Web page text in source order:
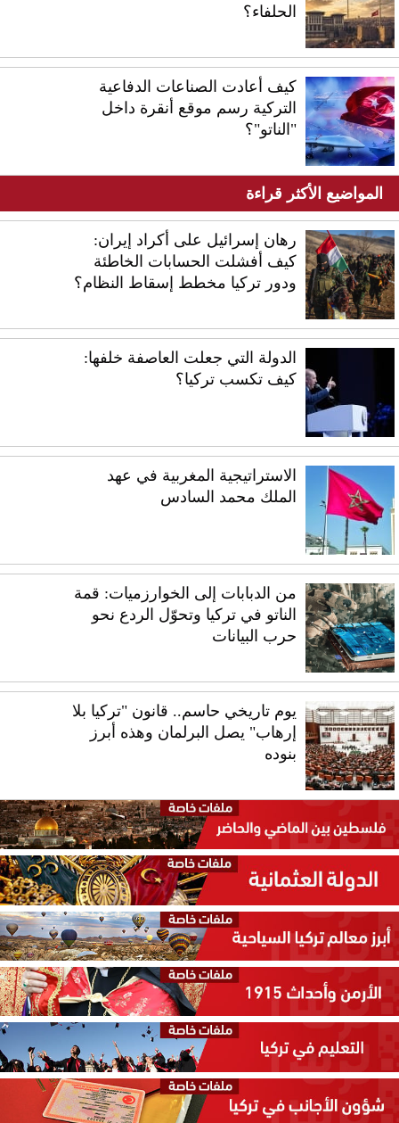
الحلفاء؟
كيف أعادت الصناعات الدفاعية
التركية رسم موقع أنقرة داخل
"الناتو"؟
المواضيع الأكثر قراءة
رهان إسرائيل على أكراد إيران:
كيف أفشلت الحسابات الخاطئة
ودور تركيا مخطط إسقاط النظام؟
الدولة التي جعلت العاصفة خلفها:
كيف تكسب تركيا؟
الاستراتيجية المغربية في عهد
الملك محمد السادس
من الدبابات إلى الخوارزميات: قمة
الناتو في تركيا وتحوّل الردع نحو
حرب البيانات
يوم تاريخي حاسم.. قانون "تركيا بلا
إرهاب" يصل البرلمان وهذه أبرز
بنوده